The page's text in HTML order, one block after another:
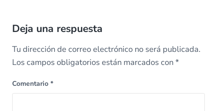
Deja una respuesta
Tu dirección de correo electrónico no será publicada.
Los campos obligatorios están marcados con*
Comentario *